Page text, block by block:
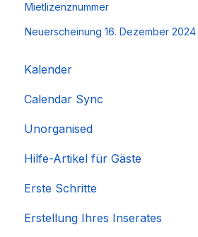
Mietlizenznummer
Neuerscheinung 16. Dezember 2024
Kalender
Calendar Sync
Importieren beliebter Kalender
Unorganised
Hilfe-Artikel für Gäste
Erste Schritte
Erstellung Ihres Inserates